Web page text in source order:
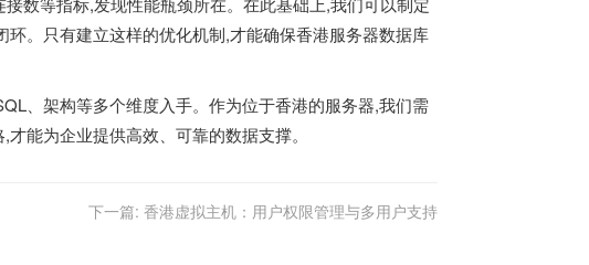
。只有建立这样的优化机制,才能确保香港服务器数据库
、架构等多个维度入手。作为位于香港的服务器,我们需
能为企业提供高效、可靠的数据支撑。
下一篇: 香港虚拟主机：用户权限管理与多用户支持